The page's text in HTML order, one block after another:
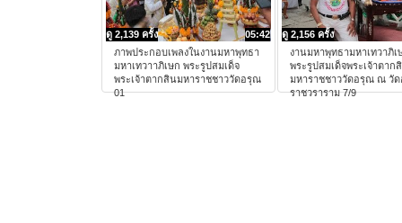
05:42
ดู 2,139 ครั้ง
ภาพประกอบเพลงในงานมหาพุทธา
มหาเทวาาภิเษก พระรูปสมเด็จ
พระเจ้าตากสินมหาราชชาววัดอรุณ
01
ดู 2,156 ครั้ง
งานมหาพุทธามหาเทวาภิเ
พระรูปสมเด็จพระเจ้าตาก
มหาราชชาววัดอรุณ ณ วั
ราชวราราม 7/9